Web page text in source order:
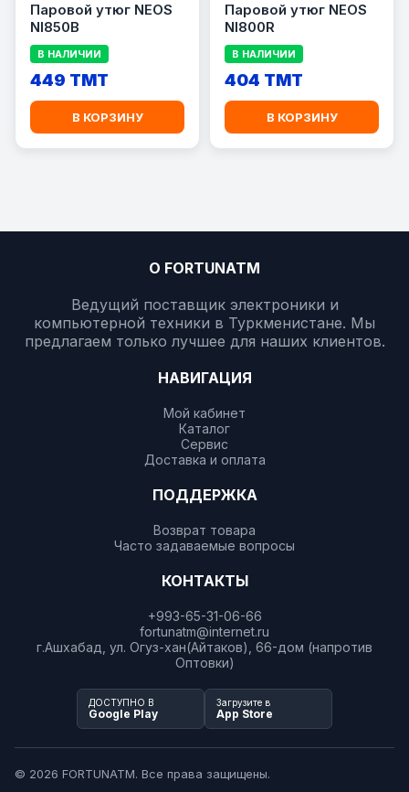
Паровой утюг NEOS
NI850B
В НАЛИЧИИ
449 TMT
В КОРЗИНУ
Паровой утюг NEOS
NI800R
В НАЛИЧИИ
404 TMT
В КОРЗИНУ
О FORTUNATM
Ведущий поставщик электроники и
компьютерной техники в Туркменистане. Мы
предлагаем только лучшее для наших клиентов.
НАВИГАЦИЯ
Мой кабинет
Каталог
Сервис
Доставка и оплата
ПОДДЕРЖКА
Возврат товара
Часто задаваемые вопросы
КОНТАКТЫ
+993-65-31-06-66
fortunatm@internet.ru
г.Ашхабад, ул. Огуз-хан(Айтаков), 66-дом (напротив
Оптовки)
ДОСТУПНО В
Google Play
Загрузите в
App Store
© 2026 FORTUNATM. Все права защищены.